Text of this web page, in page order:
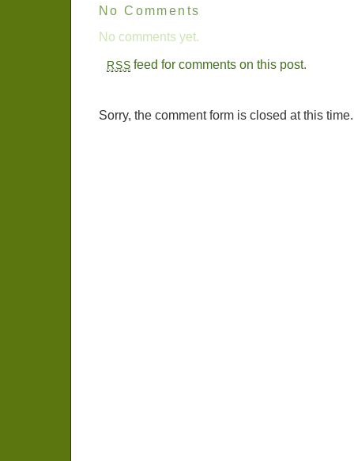
No Comments
No comments yet.
RSS feed for comments on this post.
Sorry, the comment form is closed at this time.